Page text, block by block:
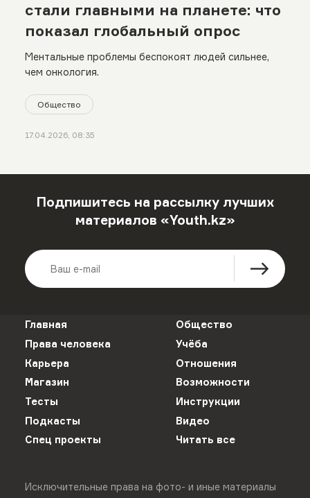
стали главными на планете: что
показал глобальный опрос
Ментальные проблемы беспокоят людей сильнее,
чем онкология.
Общество
17.04.2026, 08:35
Подпишитесь на рассылку лучших
материалов «Youth.kz»
Главная
Общество
Права человека
Учёба
Карьера
Отношения
Магазин
Возможности
Тесты
Инструкции
Подкасты
Видео
Спец проекты
Читать все
Исключительные права на фото- и иные материалы